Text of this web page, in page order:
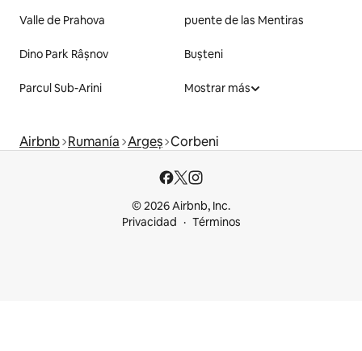
Valle de Prahova puente de las Mentiras
Dino Park Râșnov Bușteni
Parcul Sub-Arini Mostrar más
Airbnb Rumanía Argeș Corbeni
© 2026 Airbnb, Inc.
Privacidad
Términos